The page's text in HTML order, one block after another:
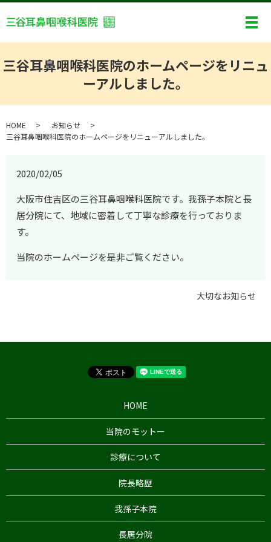
メ
三谷耳鼻咽喉科医院のホームページをリニュ
ーアルしました。
HOME
お知らせ
三谷耳鼻咽喉科医院のホームページをリニューアルしました。
2020/02/05
大阪市住吉区の三谷耳鼻咽喉科医院です。我孫子本院と長
居分院にて、地域に密着して丁寧な診療を行っておりま
す。
当院のホームページを是非ご覧ください。
大切なお知らせ
HOME
当院のモットー
診療について
院長略歴
我孫子本院
長居分院